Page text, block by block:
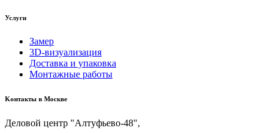
Услуги
Замер
3D-визуализация
Доставка и упаковка
Монтажные работы
Kонтакты в Москве
Деловой центр "Алтуфьево-48",